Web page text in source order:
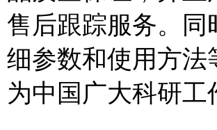
售后跟踪服务。
细参数和使用方
为中国广大科研